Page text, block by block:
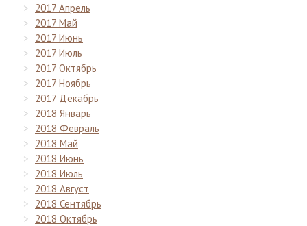
2017 Апрель
2017 Май
2017 Июнь
2017 Июль
2017 Октябрь
2017 Ноябрь
2017 Декабрь
2018 Январь
2018 Февраль
2018 Май
2018 Июнь
2018 Июль
2018 Август
2018 Сентябрь
2018 Октябрь